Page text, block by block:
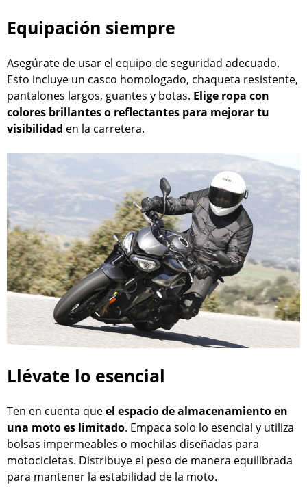
Equipación siempre
Asegúrate de usar el equipo de seguridad adecuado.
Esto incluye un casco homologado, chaqueta resistente,
pantalones largos, guantes y botas. Elige ropa con
colores brillantes o reflectantes para mejorar tu
visibilidad en la carretera.
Llévate lo esencial
Ten en cuenta queel espacio de almacenamiento en
una moto es limitado. Empaca solo lo esencial y utiliza
bolsas impermeables o mochilas diseñadas para
motocicletas. Distribuye el peso de manera equilibrada
para mantener la estabilidad de la moto.